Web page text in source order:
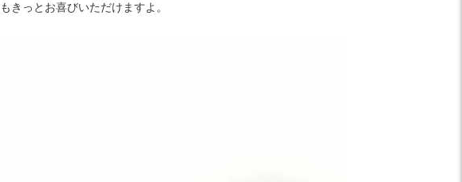
きっとお喜びいただけますよ。